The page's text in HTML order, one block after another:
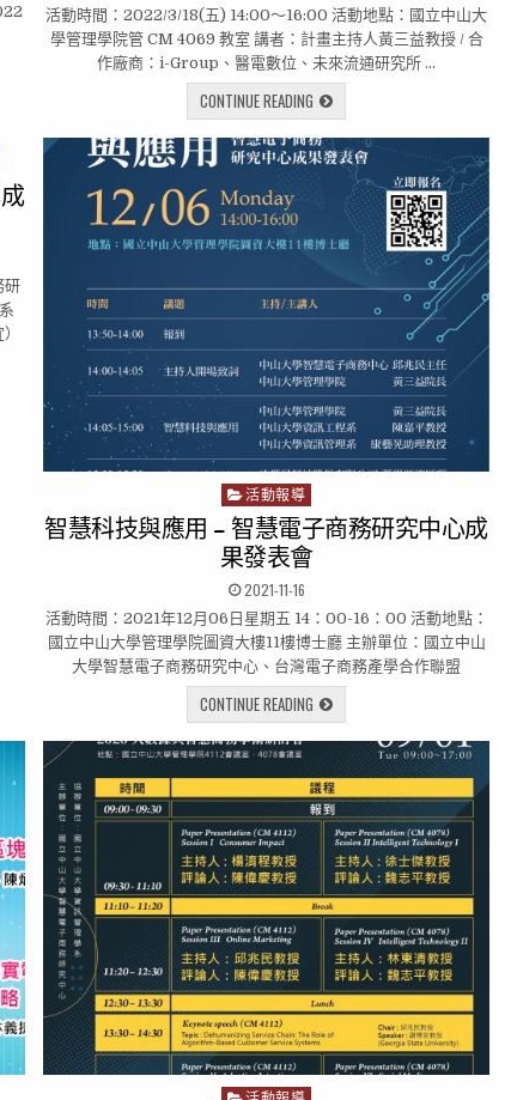
d
i
n
活動時間：2022/3/18(五) 14:00～16:00 活動地點：國立中山大
學管理學院管 CM 4069 教室 講者：計畫主持人黃三益教授 / 合
作廠商：i-Group、醫電數位、未來流通研究所 …
CONTINUE READING
研
P
s
t
e
d
i
n
活動報導
智慧科技與應用 – 智慧電子商務研究中心成
果發表會
2021-11-16
活動時間：2021年12月06日星期五 14：00-16：00 活動地點：
國立中山大學管理學院圖資大樓11樓博士廳 主辦單位：國立中山
大學智慧電子商務研究中心、台灣電子商務產學合作聯盟
CONTINUE READING